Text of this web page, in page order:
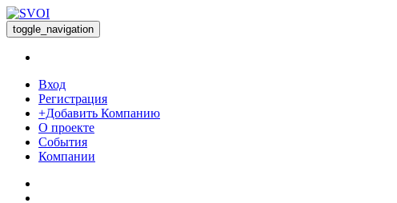
toggle_navigation
Вход
Регистрация
+Добавить Компанию
О проекте
События
Компании